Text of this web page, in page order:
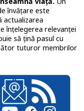
învățare este
actualizarea
înțelegerea relevanței
să țină pasul cu
tuturor membrilor